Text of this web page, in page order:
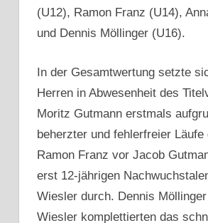
(U12), Ramon Franz (U14),
und Dennis Möllinger (U16).
In der Gesamtwertung setzte
Herren in Abwesenheit des
Moritz Gutmann erstmals
beherzter und fehlerfreier Läufe
Ramon Franz vor Jacob
erst 12-jährigen
Wiesler durch. Dennis
Wiesler komplettierten das